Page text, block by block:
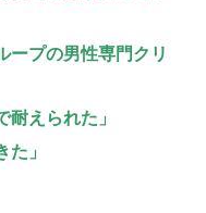
ープの男性専門クリ
耐えられた」
た」